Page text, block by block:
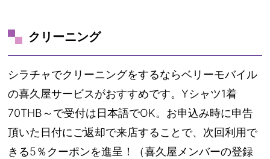
クリーニング
シラチャでクリーニングをするならベリーモバイル
の喜久屋サービスがおすすめです。Yシャツ1着
70THB～で受付は日本語でOK。お申込み時に申告
頂いた日付にご返却で来店することで、次回利用で
きる5％クーポンを進呈！（喜久屋メンバーの登録